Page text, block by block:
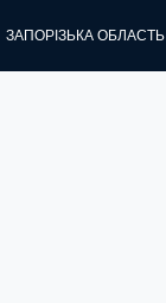
ЗАПОРІЗЬКА ОБЛАСТЬ